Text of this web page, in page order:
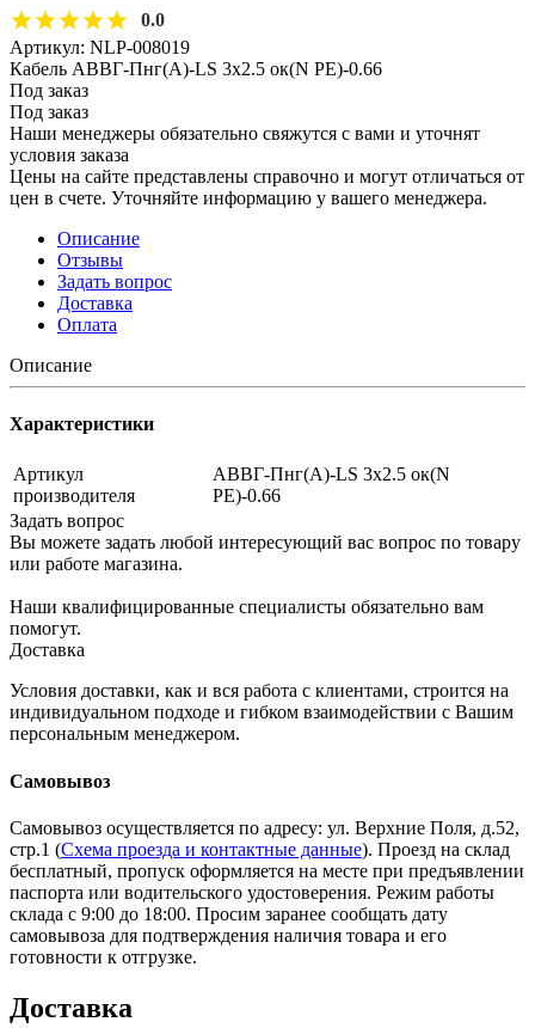
0.0
Артикул: NLP-008019
Кабель АВВГ-Пнг(А)-LS 3х2.5 ок(N PE)-0.66
Под заказ
Под заказ
Наши менеджеры обязательно свяжутся с вами и уточнят
условия заказа
Цены на сайте представлены справочно и могут отличаться от
цен в счете. Уточняйте информацию у вашего менеджера.
Описание
Отзывы
Задать вопрос
Доставка
Оплата
Описание
Характеристики
Артикул
производителя
АВВГ-Пнг(А)-LS 3х2.5 ок(N
PE)-0.66
Задать вопрос
Вы можете задать любой интересующий вас вопрос по товару
или работе магазина.
Наши квалифицированные специалисты обязательно вам
помогут.
Доставка
Условия доставки, как и вся работа с клиентами, строится на
индивидуальном подходе и гибком взаимодействии с Вашим
персональным менеджером.
Самовывоз
Самовывоз осуществляется по адресу: ул. Верхние Поля, д.52,
стр.1 (Схема проезда и контактные данные). Проезд на склад
бесплатный, пропуск оформляется на месте при предъявлении
паспорта или водительского удостоверения. Режим работы
склада с 9:00 до 18:00. Просим заранее сообщать дату
самовывоза для подтверждения наличия товара и его
готовности к отгрузке.
Доставка